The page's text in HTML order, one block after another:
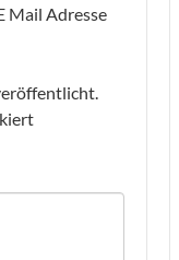
Mail Adresse